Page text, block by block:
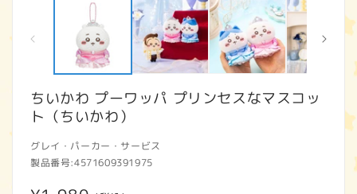
ちいかわ プーワッパ プリンセスなマスコッ
ト（ちいかわ）
グレイ・パーカー・サービス
製品番号:4571609391975